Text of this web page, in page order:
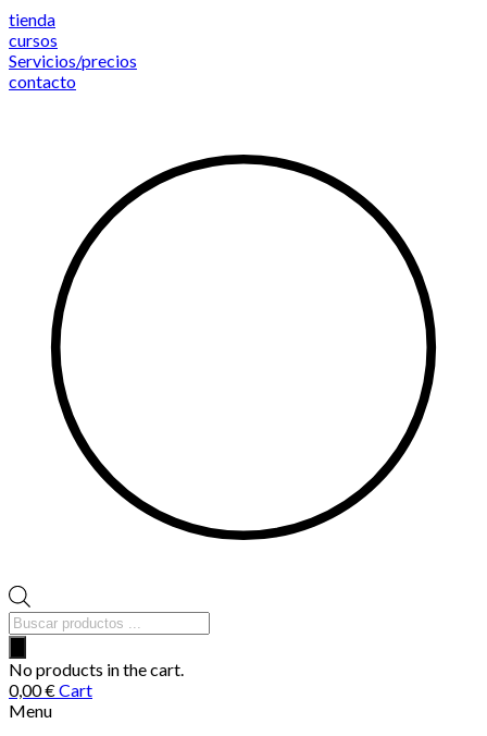
Saltar
al
contenido
tienda
cursos
Servicios/precios
contacto
Búsqueda
de
productos
No products in the cart.
0,00€Cart
Menu